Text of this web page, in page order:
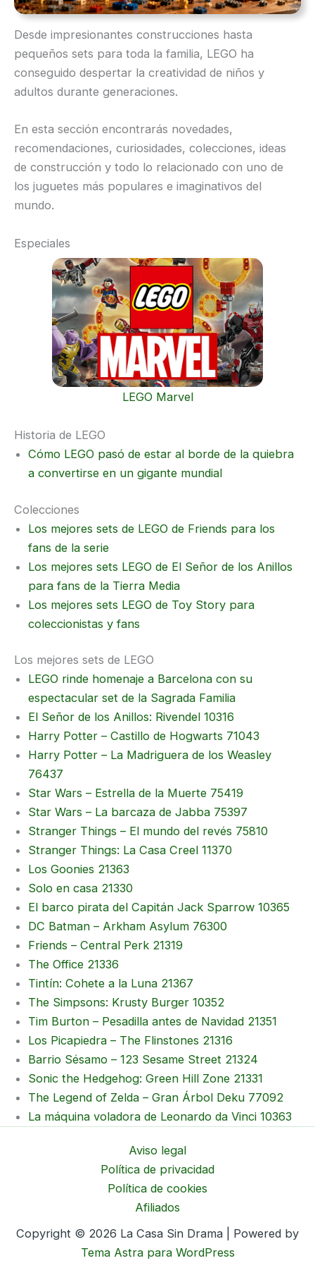
Desde impresionantes construcciones hasta
pequeños sets para toda la familia, LEGO ha
conseguido despertar la creatividad de niños y
adultos durante generaciones.
En esta sección encontrarás novedades,
recomendaciones, curiosidades, colecciones, ideas
de construcción y todo lo relacionado con uno de
los juguetes más populares e imaginativos del
mundo.
Especiales
LEGO Marvel
Historia de LEGO
Cómo LEGO pasó de estar al borde de la quiebra
a convertirse en un gigante mundial
Colecciones
Los mejores sets de LEGO de Friends para los
fans de la serie
Los mejores sets LEGO de El Señor de los Anillos
para fans de la Tierra Media
Los mejores sets LEGO de Toy Story para
coleccionistas y fans
Los mejores sets de LEGO
LEGO rinde homenaje a Barcelona con su
espectacular set de la Sagrada Familia
El Señor de los Anillos: Rivendel 10316
Harry Potter – Castillo de Hogwarts 71043
Harry Potter – La Madriguera de los Weasley
76437
Star Wars – Estrella de la Muerte 75419
Star Wars – La barcaza de Jabba 75397
Stranger Things – El mundo del revés 75810
Stranger Things: La Casa Creel 11370
Los Goonies 21363
Solo en casa 21330
El barco pirata del Capitán Jack Sparrow 10365
DC Batman – Arkham Asylum 76300
Friends – Central Perk 21319
The Office 21336
Tintín: Cohete a la Luna 21367
The Simpsons: Krusty Burger 10352
Tim Burton – Pesadilla antes de Navidad 21351
Los Picapiedra – The Flinstones 21316
Barrio Sésamo – 123 Sesame Street 21324
Sonic the Hedgehog: Green Hill Zone 21331
The Legend of Zelda – Gran Árbol Deku 77092
La máquina voladora de Leonardo da Vinci 10363
Aviso legal
Política de privacidad
Política de cookies
Afiliados
Copyright © 2026 La Casa Sin Drama | Powered by
Tema Astra para WordPress